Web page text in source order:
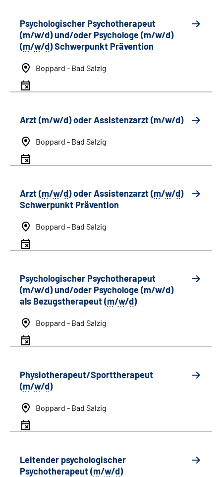
Psychologischer Psychotherapeut
(m/w/d) und/oder Psychologe (m/w/d)
(m/w/d) Schwerpunkt Prävention
Boppard - Bad Salzig
Arzt (m/w/d) oder Assistenzarzt (m/w/d)
Boppard - Bad Salzig
Arzt (m/w/d) oder Assistenzarzt (m/w/d)
Schwerpunkt Prävention
Boppard - Bad Salzig
Psychologischer Psychotherapeut
(m/w/d) und/oder Psychologe (m/w/d)
als Bezugstherapeut (m/w/d)
Boppard - Bad Salzig
Physiotherapeut/Sporttherapeut
(m/w/d)
Boppard - Bad Salzig
Leitender psychologischer
Psychotherapeut (m/w/d)